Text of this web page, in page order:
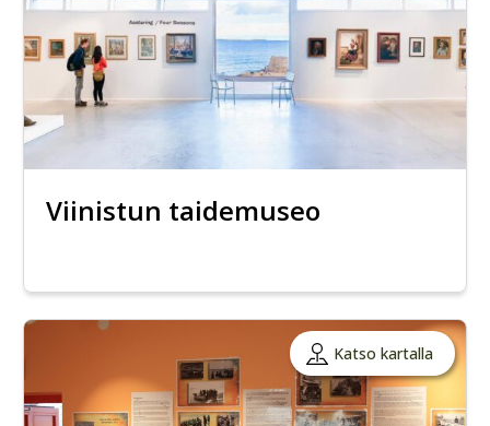
Viinistun taidemuseo
Katso kartalla